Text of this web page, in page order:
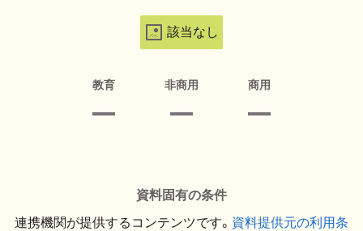
該当なし
教育 非商用 商用
資料固有の条件
連携機関が提供するコンテンツです。 資料提供元の利用条